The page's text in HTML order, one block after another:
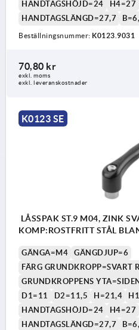
HANDTAGSHÖJD=24
H4=27
HANDTAGSLÄNGD=27,7
Beställningsnummer: K0123.9031
70,80 kr
exkl. moms
exkl. leveranskostnader
K0123 SE
LÅSSPAK ST.9 M04, ZINK
KOMP:ROSTFRITT STÅL
GÄNGA=M4
GÄNGDJUP=6
FÄRG GRUNDKROPP=SVART
GRUNDKROPPENS
D1=11
D2=11,5 H=21,4
HANDTAGSHÖJD=24
H4=27
HANDTAGSLÄNGD=27,7